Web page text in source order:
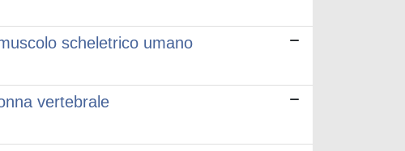
scheletrico umano
vertebrale